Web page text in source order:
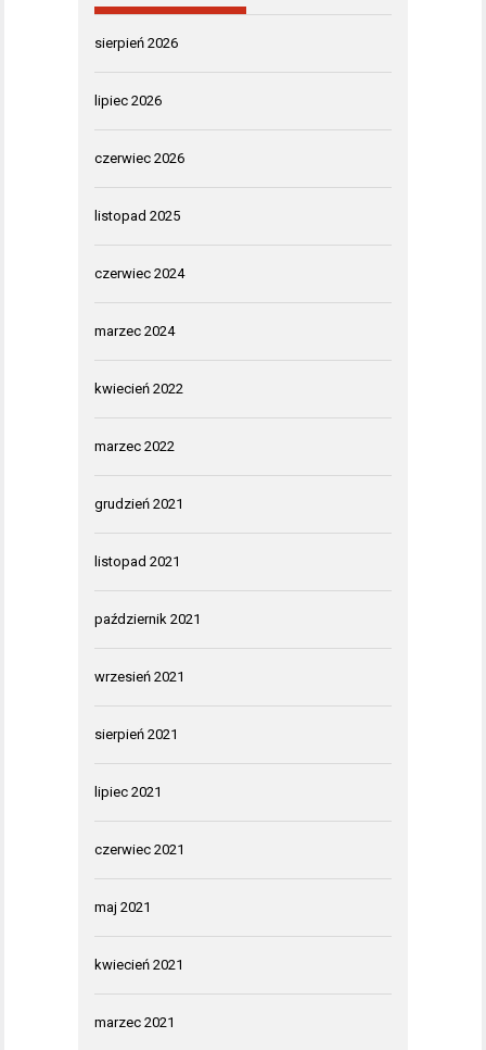
sierpień 2026
lipiec 2026
czerwiec 2026
listopad 2025
czerwiec 2024
marzec 2024
kwiecień 2022
marzec 2022
grudzień 2021
listopad 2021
październik 2021
wrzesień 2021
sierpień 2021
lipiec 2021
czerwiec 2021
maj 2021
kwiecień 2021
marzec 2021